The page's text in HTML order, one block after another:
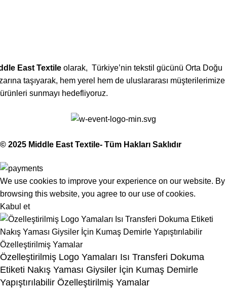
East Textile olarak, Türkiye’nin tekstil gücünü Orta Doğu
taşıyarak, hem yerel hem de uluslararası müşterilerimize
sunmayı hedefliyoruz.
© 2025 Middle East Textile- Tüm Hakları Saklıdır
We use cookies to improve your experience on our website. By
browsing this website, you agree to our use of cookies.
Kabul et
Özelleştirilmiş Logo Yamaları Isı Transferi Dokuma
Etiketi Nakış Yaması Giysiler İçin Kumaş Demirle
Yapıştırılabilir Özelleştirilmiş Yamalar